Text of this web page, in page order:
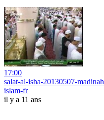
17:00
salat-al-isha-20130507-madinah
islam-fr
il y a 11 ans